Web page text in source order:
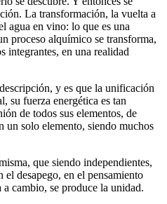
La transformación, la vuelta a
agua en vino: lo que es una
proceso alquímico se transforma,
integrantes, en una realidad
y es que la unificación
su fuerza energética es tan
de todos sus elementos, de
un solo elemento, siendo muchos
que siendo independientes,
desapego, en el pensamiento
a cambio, se produce la unidad.